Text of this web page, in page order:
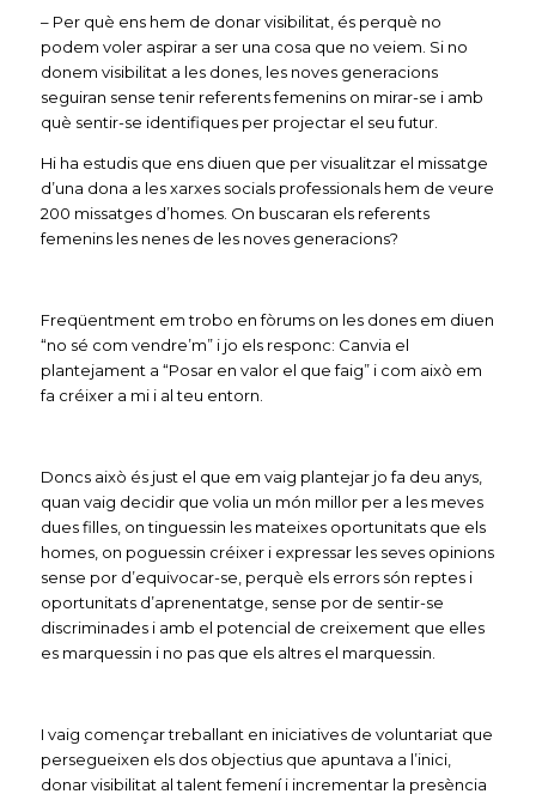
– Per què ens hem de donar visibilitat, és perquè no
podem voler aspirar a ser una cosa que no veiem. Si no
donem visibilitat a les dones, les noves generacions
seguiran sense tenir referents femenins on mirar-se i amb
què sentir-se identifiques per projectar el seu futur.
Hi ha estudis que ens diuen que per visualitzar el missatge
d’una dona a les xarxes socials professionals hem de veure
200 missatges d’homes. On buscaran els referents
femenins les nenes de les noves generacions?
Freqüentment em trobo en fòrums on les dones em diuen
“no sé com vendre’m” i jo els responc: Canvia el
plantejament a “Posar en valor el que faig” i com això em
fa créixer a mi i al teu entorn.
Doncs això és just el que em vaig plantejar jo fa deu anys,
quan vaig decidir que volia un món millor per a les meves
dues filles, on tinguessin les mateixes oportunitats que els
homes, on poguessin créixer i expressar les seves opinions
sense por d’equivocar-se, perquè els errors són reptes i
oportunitats d’aprenentatge, sense por de sentir-se
discriminades i amb el potencial de creixement que elles
es marquessin i no pas que els altres el marquessin.
I vaig començar treballant en iniciatives de voluntariat que
persegueixen els dos objectius que apuntava a l’inici,
donar visibilitat al talent femení i incrementar la presència